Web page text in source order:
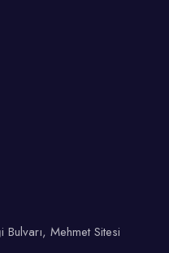
Mehmet Sitesi